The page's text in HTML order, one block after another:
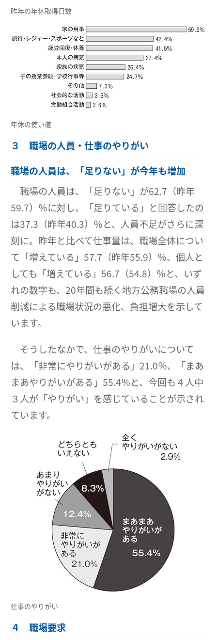
昨年の年休取得日数
年休の使い道
３ 職場の人員・仕事のやりがい
職場の人員は、「足りない」が今年も増加
職場の人員は、「足りない」が62.7（昨年
59.7）％に対し、「足りている」と回答したの
は37.3（昨年40.3）％と、人員不足がさらに深
刻に。昨年と比べて仕事量は、職場全体につい
て「増えている」57.7（昨年55.9）％、個人と
しても「増えている」56.7（54.8）％と、いず
れの数字も、20年間も続く地方公務職場の人員
削減による職場状況の悪化、負担増大を示して
います。
そうしたなかで、仕事のやりがいについて
は、「非常にやりがいがある」21.0％、「まあ
まあやりがいがある」55.4％と、今回も４人中
３人が「やりがい」を感じていることが示され
ています。
仕事のやりがい
４ 職場要求